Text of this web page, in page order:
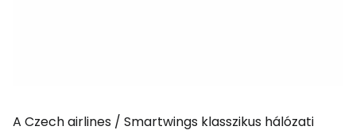
A Czech airlines / Smartwings klasszikus hálózati